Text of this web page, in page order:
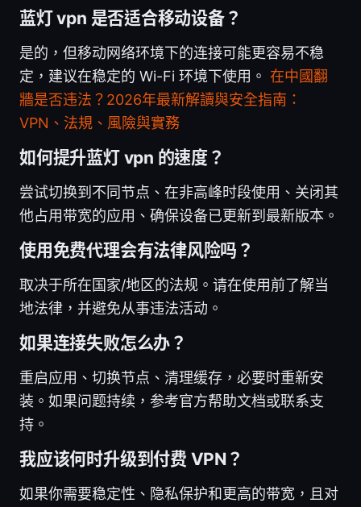
蓝灯 vpn 是否适合移动设备？
是的，但移动网络环境下的连接可能更容易不稳
定，建议在稳定的 Wi-Fi 环境下使用。 在中國翻
牆是否违法？2026年最新解讀與安全指南：
VPN、法規、風險與實務
如何提升蓝灯 vpn 的速度？
尝试切换到不同节点、在非高峰时段使用、关闭其
他占用带宽的应用、确保设备已更新到最新版本。
使用免费代理会有法律风险吗？
取决于所在国家/地区的法规。请在使用前了解当
地法律，并避免从事违法活动。
如果连接失败怎么办？
重启应用、切换节点、清理缓存，必要时重新安
装。如果问题持续，参考官方帮助文档或联系支
持。
我应该何时升级到付费 VPN？
如果你需要稳定性、隐私保护和更高的带宽，且对